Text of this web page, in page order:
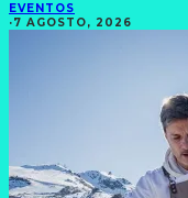
EVENTOS
·7 AGOSTO, 2026